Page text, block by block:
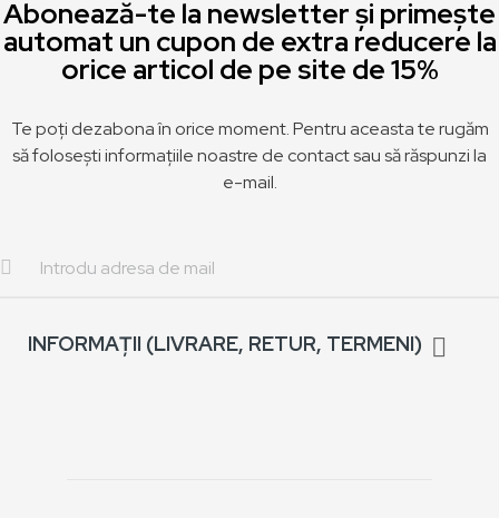
Abonează-te la newsletter și primește
automat un cupon de extra reducere la
orice articol de pe site de 15%
Te poți dezabona în orice moment. Pentru aceasta te rugăm
să folosești informațiile noastre de contact sau să răspunzi la
e-mail.
INFORMAȚII (LIVRARE, RETUR, TERMENI) 